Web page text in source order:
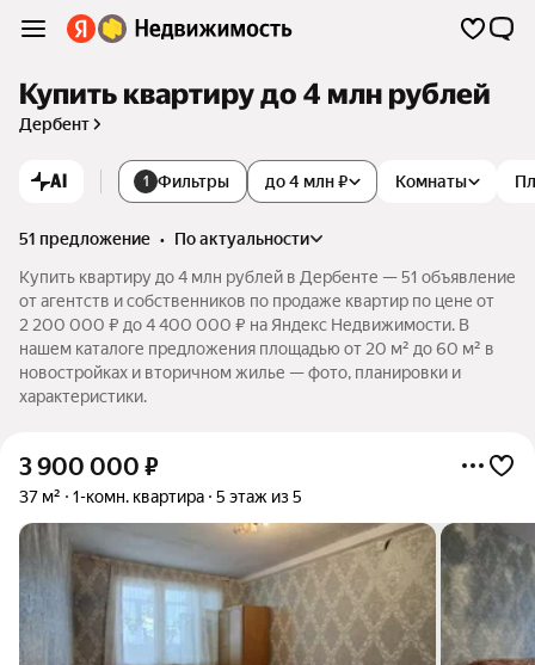
Купить квартиру до 4 млн рублей
Дербент
AI 1 Фильтры Комнаты
до 4 млн ₽
51 предложение •
по актуальности
Купить квартиру до 4 млн рублей в Дербенте — 51 объявление
от агентств и собственников по продаже квартир по цене от
2 200 000 ₽ до 4 400 000 ₽ на Яндекс Недвижимости. В
нашем каталоге предложения площадью от 20 м² до 60 м² в
новостройках и вторичном жилье — фото, планировки и
характеристики.
3 900 000 ₽
37 м² 1-комн. квартира 5 этаж из 5